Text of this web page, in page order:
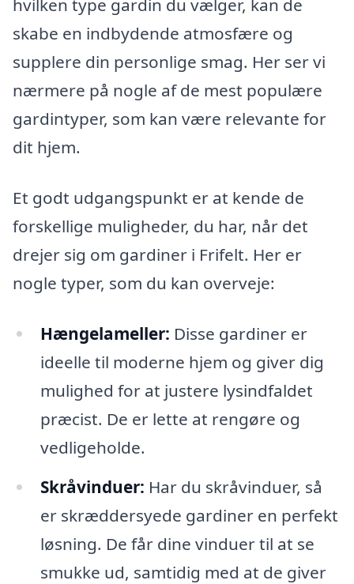
hvilken type gardin du vælger, kan de
skabe en indbydende atmosfære og
supplere din personlige smag. Her ser vi
nærmere på nogle af de mest populære
gardintyper, som kan være relevante for
dit hjem.
Et godt udgangspunkt er at kende de
forskellige muligheder, du har, når det
drejer sig om gardiner i Frifelt. Her er
nogle typer, som du kan overveje:
Hængelameller: Disse gardiner er
ideelle til moderne hjem og giver dig
mulighed for at justere lysindfaldet
præcist. De er lette at rengøre og
vedligeholde.
Skråvinduer: Har du skråvinduer, så
er skræddersyede gardiner en perfekt
løsning. De får dine vinduer til at se
smukke ud, samtidig med at de giver